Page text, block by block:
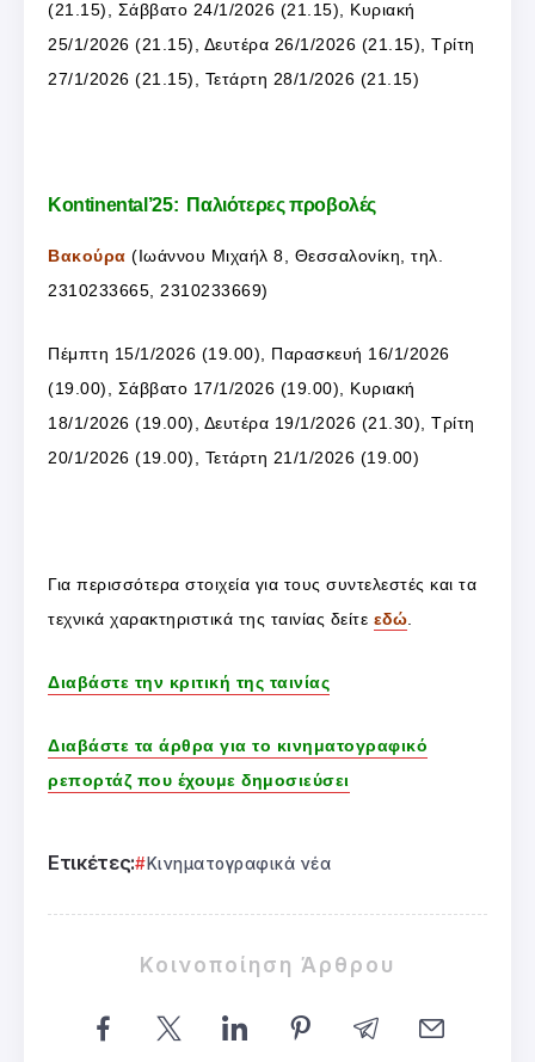
(21.15), Σάββατο 24/1/2026 (21.15), Κυριακή
25/1/2026 (21.15), Δευτέρα 26/1/2026 (21.15), Τρίτη
27/1/2026 (21.15), Τετάρτη 28/1/2026 (21.15)
Kontinental’25: Παλιότερες προβολές
Βακούρα (Ιωάννου Μιχαήλ 8, Θεσσαλονίκη, τηλ.
2310233665, 2310233669)
Πέμπτη 15/1/2026 (19.00), Παρασκευή 16/1/2026
(19.00), Σάββατο 17/1/2026 (19.00), Κυριακή
18/1/2026 (19.00), Δευτέρα 19/1/2026 (21.30), Τρίτη
20/1/2026 (19.00), Τετάρτη 21/1/2026 (19.00)
Για περισσότερα στοιχεία για τους συντελεστές και τα
τεχνικά χαρακτηριστικά της ταινίας δείτε εδώ
Διαβάστε την κριτική της ταινίας
Διαβάστε τα άρθρα για το κινηματογραφικό
ρεπορτάζ που έχουμε δημοσιεύσει
Ετικέτες: Κινηματογραφικά νέα
Κοινοποίηση Άρθρου